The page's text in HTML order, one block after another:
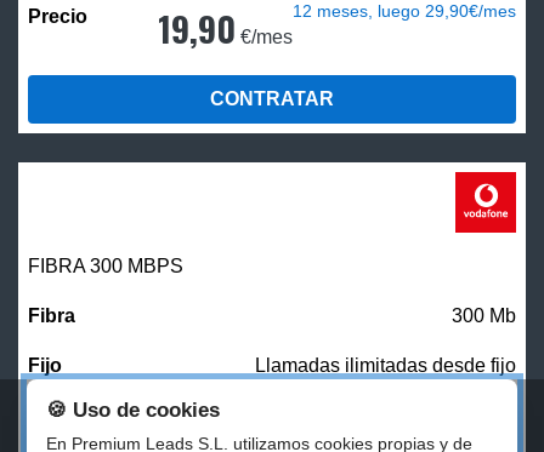
19,90 €/mes
12 meses, luego 29,90€/mes
CONTRATAR
FIBRA 300 MBPS
300 Mb
Llamadas ilimitadas desde fijo
27,00 €/mes
🍪 Uso de cookies
En Premium Leads S.L. utilizamos cookies propias y de